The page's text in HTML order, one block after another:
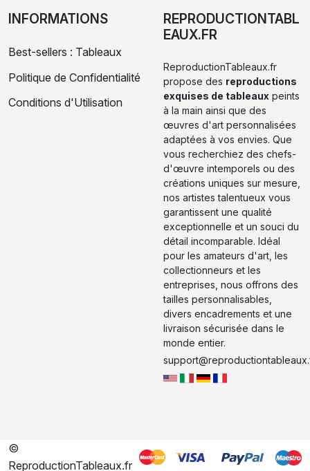
INFORMATIONS
Best-sellers : Tableaux
Politique de Confidentialité
Conditions d'Utilisation
REPRODUCTIONTABL
EAUX.FR
ReproductionTableaux.fr
propose des reproductions
exquises de tableaux peints
à la main ainsi que des
œuvres d'art personnalisées
adaptées à vos envies. Que
vous recherchiez des chefs-
d'œuvre intemporels ou des
créations uniques sur mesure,
nos artistes talentueux vous
garantissent une qualité
exceptionnelle et un souci du
détail incomparable. Idéal
pour les amateurs d'art, les
collectionneurs et les
entreprises, nous offrons des
tailles personnalisables,
divers encadrements et une
livraison sécurisée dans le
monde entier.
©
ReproductionTableaux.fr